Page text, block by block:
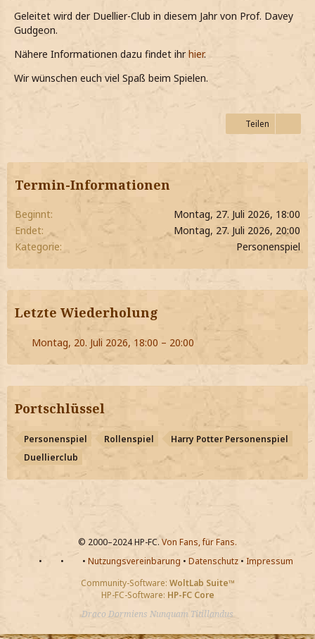
Geleitet wird der Duellier-Club in diesem Jahr von Prof. Davey
Gudgeon.
Nähere Informationen dazu findet ihrhier.
Wir wünschen euch viel Spaß beim Spielen.
Teilen
Termin-Informationen
Beginnt
Montag, 27. Juli 2026, 18:00
Endet
Montag, 27. Juli 2026, 20:00
Kategorie
Personenspiel
Letzte Wiederholung
Montag, 20. Juli 2026, 18:00 – 20:00
Portschlüssel
Personenspiel Rollenspiel
Harry Potter Personenspiel
Duellierclub
© 2000–2024 HP-FC. Von Fans, für Fans.
•
• • Nutzungsvereinbarung • Datenschutz• Impressum
Community-Software: WoltLab Suite™
HP-FC-Software: HP-FC Core
Draco Dormiens Nunquam Titillandus